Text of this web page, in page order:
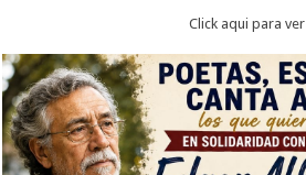
Click aqui para ver